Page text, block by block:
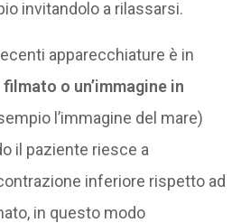
invitandolo a rilassarsi.
apparecchiature è in
o un’immagine in
l’immagine del mare)
il paziente riesce a
inferiore rispetto ad
in questo modo